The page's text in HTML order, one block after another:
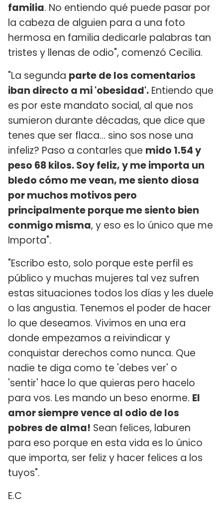
familia. No entiendo qué puede pasar por
la cabeza de alguien para a una foto
hermosa en familia dedicarle palabras tan
tristes y llenas de odio", comenzó Cecilia.
"La segunda parte de los comentarios
iban directo a mi 'obesidad'. Entiendo que
es por este mandato social, al que nos
sumieron durante décadas, que dice que
tenes que ser flaca... sino sos nose una
infeliz? Paso a contarles que mido 1.54 y
peso 68 kilos. Soy feliz, y me importa un
bledo cómo me vean, me siento diosa
por muchos motivos pero
principalmente porque me siento bien
conmigo misma, y eso es lo único que me
Importa".
"Escribo esto, solo porque este perfil es
público y muchas mujeres tal vez sufren
estas situaciones todos los días y les duele
o las angustia. Tenemos el poder de hacer
lo que deseamos. Vivimos en una era
donde empezamos a reivindicar y
conquistar derechos como nunca. Que
nadie te diga como te 'debes ver' o
'sentir' hace lo que quieras pero hacelo
para vos. Les mando un beso enorme. El
amor siempre vence al odio de los
pobres de alma! Sean felices, laburen
para eso porque en esta vida es lo único
que importa, ser feliz y hacer felices a los
tuyos".
E.C